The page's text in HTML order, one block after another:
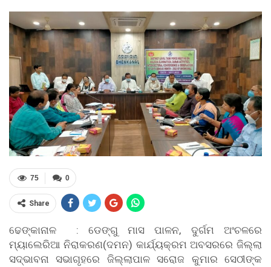
0
75
Share
ଢେଙ୍କାନାଳ : ଡେଙ୍ଗୁ ମାସ ପାଳନ, ଦୁର୍ଗମ ଅଂଚଳରେ
ମ୍ୟାଲେରିଆ ନିରାକରଣ(ଦମନ) କାର୍ଯ୍ୟକ୍ରମ ଅବସରରେ ଜିଲ୍ଲା
ସଦ୍ଭାବନା ସଭାଗୃହରେ ଜିଲ୍ଲାପାଳ ସରୋଜ କୁମାର ସେଠୀଙ୍କ